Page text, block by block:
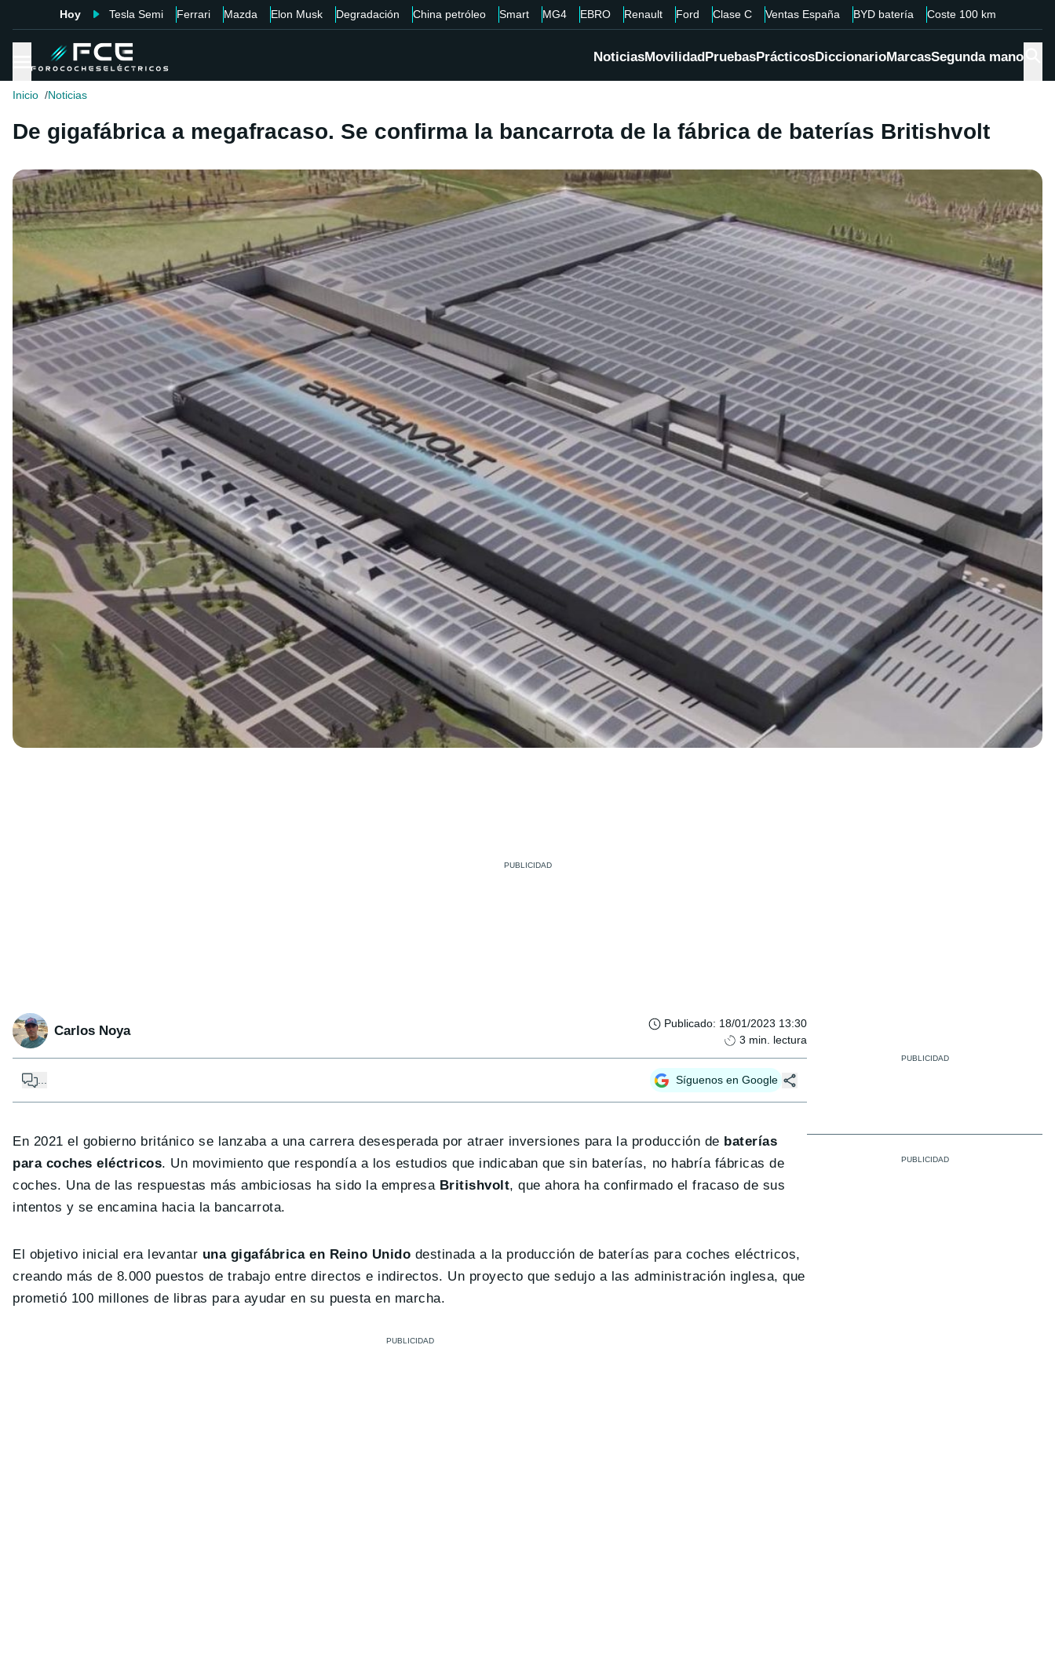
Hoy Tesla Semi Ferrari Mazda Elon Musk Degradación China petróleo Smart MG4 EBRO Renault Ford Clase C Ventas España BYD batería Coste 100 km
NoticiasMovilidadPruebasPrácticosDiccionarioMarcasSegunda mano
Inicio Noticias
De gigafábrica a megafracaso. Se confirma la bancarrota de la fábrica de baterías Britishvolt
Carlos Noya Publicado: 18/01/2023 13:30
3 min. lectura
... Síguenos en Google
En 2021 el gobierno británico se lanzaba a una carrera desesperada por atraer inversiones para la producción de baterías
para coches eléctricos. Un movimiento que respondía a los estudios que indicaban que sin baterías, no habría fábricas de
coches. Una de las respuestas más ambiciosas ha sido la empresa Britishvolt, que ahora ha confirmado el fracaso de sus
intentos y se encamina hacia la bancarrota.
El objetivo inicial era levantar una gigafábrica en Reino Unido destinada a la producción de baterías para coches eléctricos,
creando más de 8.000 puestos de trabajo entre directos e indirectos. Un proyecto que sedujo a las administración inglesa, que
prometió 100 millones de libras para ayudar en su puesta en marcha.